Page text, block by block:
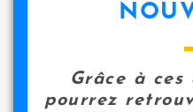
Grâce à ces
pourrez